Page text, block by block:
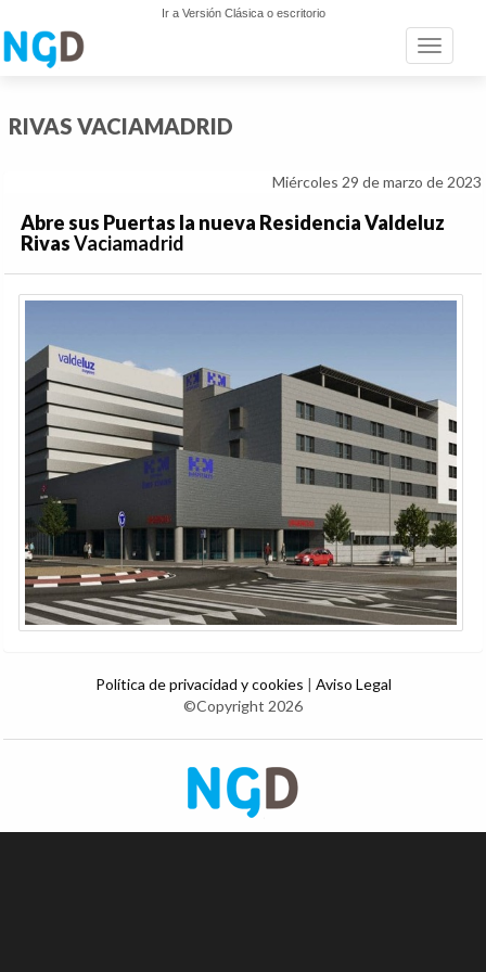
Ir a Versión Clásica o escritorio
Toggle
RIVAS VACIAMADRID
Miércoles 29 de marzo de 2023
Abre sus Puertas la nueva Residencia Valdeluz
RivasVaciamadrid
Política de privacidad y cookies | Aviso Legal
©Copyright 2026